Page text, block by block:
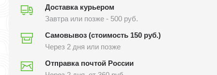
Доставка курьером
Завтра или позже - 500 руб.
Самовывоз (стоимость 150 руб.)
Через 2 дня или позже
Отправка почтой России